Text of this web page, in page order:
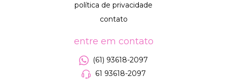
política de privacidade
contato
entre em contato
(61) 93618-2097
61 93618-2097